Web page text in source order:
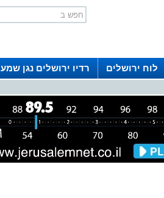
לוח ירושלים
רדיו ירושלים נגן שמע